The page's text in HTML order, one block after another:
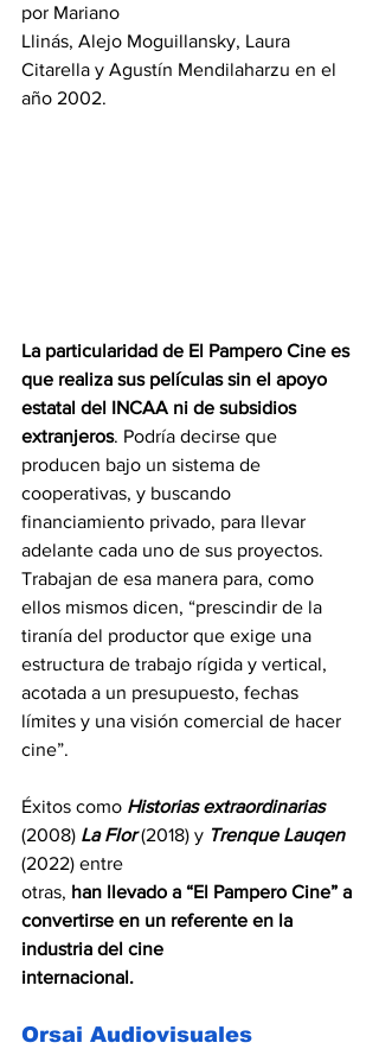
por Mariano
Llinás, Alejo Moguillansky, Laura
Citarella y Agustín Mendilaharzu en el
año 2002.
La particularidad de El Pampero Cine es
que realiza sus películas sin el apoyo
estatal del INCAA ni de subsidios
extranjeros. Podría decirse que
producen bajo un sistema de
cooperativas, y buscando
financiamiento privado, para llevar
adelante cada uno de sus proyectos.
Trabajan de esa manera para, como
ellos mismos dicen, “prescindir de la
tiranía del productor que exige una
estructura de trabajo rígida y vertical,
acotada a un presupuesto, fechas
límites y una visión comercial de hacer
cine”.
Éxitos como Historias extraordinarias
(2008) La Flor (2018) y Trenque Lauqen
(2022) entre
otras, han llevado a “El Pampero Cine” a
convertirse en un referente en la
industria del cine
internacional.
Orsai Audiovisuales